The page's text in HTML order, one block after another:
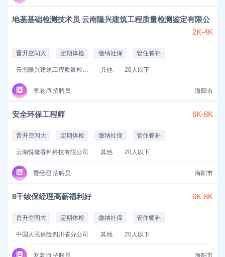
地基基础检测技术员 云南隆兴建筑工程质量检测鉴定有限公
2K-4K
晋升空间大 定期体检 缴纳社保 管住餐补
云南隆兴建筑工程质量检测鉴定有限公司 其他 20人以下
李老师.招聘员 海阳市
安全环保工程师 6K-8K
晋升空间大 定期体检 缴纳社保 管住餐补
云南悦馨香料科技有限公司 其他 20人以下
贾经理.招聘员 海阳市
8千续保经理高薪福利好 6K-8K
晋升空间大 定期体检 缴纳社保 管住餐补
中国人民保险四川省分公司 其他 20人以下
罗老师.招聘员 海阳市